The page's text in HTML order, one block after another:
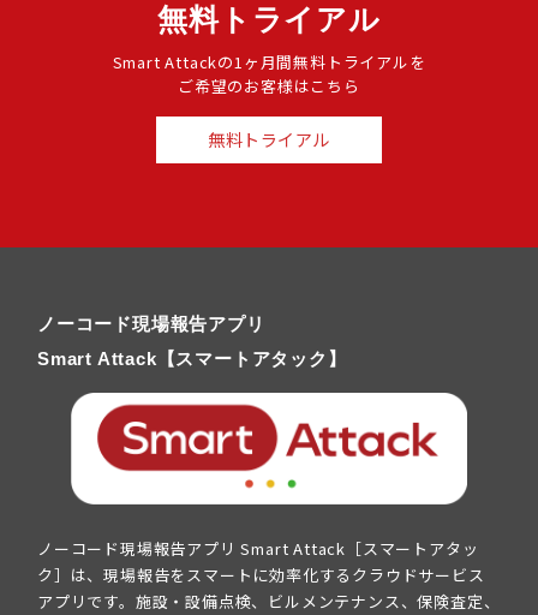
無料トライアル
Smart Attackの1ヶ月間無料トライアルを
ご希望のお客様はこちら
無料トライアル
ノーコード現場報告アプリ
Smart Attack【スマートアタック】
ノーコード現場報告アプリ Smart Attack［スマートアタッ
ク］は、現場報告をスマートに効率化するクラウドサービス
アプリです。施設・設備点検、ビルメンテナンス、保険査定、